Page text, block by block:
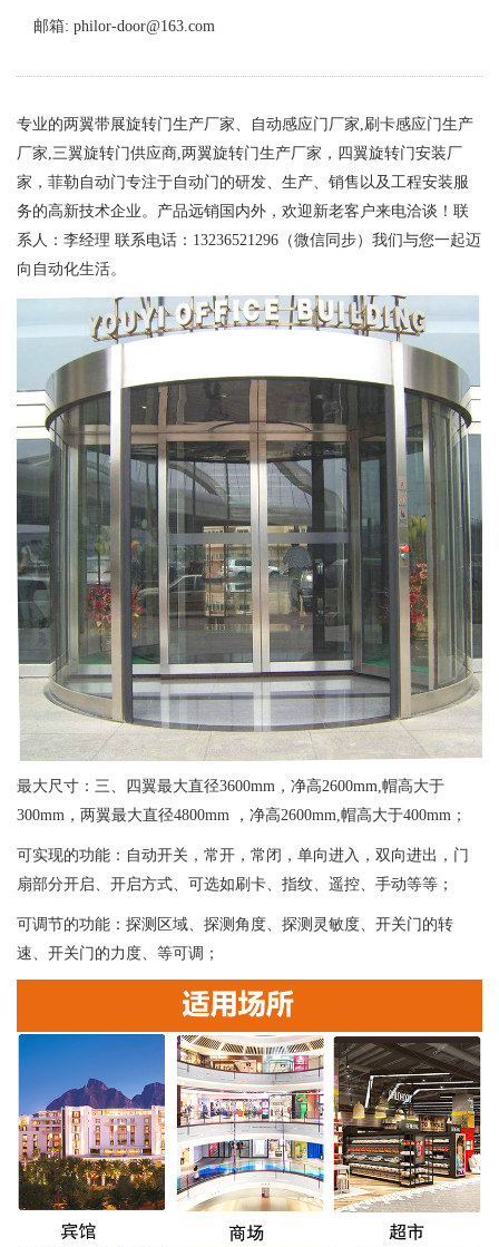
邮箱: philor-door@163.com
专业的两翼带展旋转门生产厂家、自动感应门厂家,刷卡感应门生产
厂家,三翼旋转门供应商,两翼旋转门生产厂家，四翼旋转门安装厂
家，菲勒自动门专注于自动门的研发、生产、销售以及工程安装服
务的高新技术企业。产品远销国内外，欢迎新老客户来电洽谈！联
系人：李经理 联系电话：13236521296（微信同步）我们与您一起迈
向自动化生活。
最大尺寸：三、四翼最大直径3600mm，净高2600mm,帽高大于
300mm，两翼最大直径4800mm ，净高2600mm,帽高大于400mm；
可实现的功能：自动开关，常开，常闭，单向进入，双向进出，门
扇部分开启、开启方式、可选如刷卡、指纹、遥控、手动等等；
可调节的功能：探测区域、探测角度、探测灵敏度、开关门的转
速、开关门的力度、等可调；